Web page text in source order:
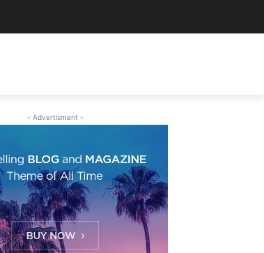
- Advertisment -